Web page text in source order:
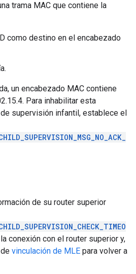
trama MAC que contiene la
como destino en el encabezado
un encabezado MAC contiene
Para inhabilitar esta
supervisión infantil, establece el
de su router superior
conexión con el router superior y,
vinculación de MLE para volver a